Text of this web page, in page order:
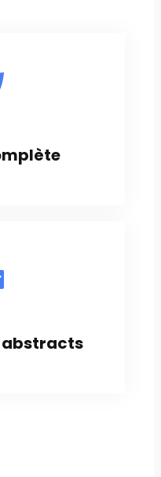
abstracts